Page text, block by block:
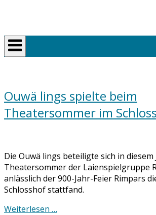
Ouwä lings spielte beim
Theatersommer im
Die Ouwä lings beteiligte sich in diesem
Theatersommer der Laienspielgruppe
anlässlich der 900-Jahr-Feier Rimpars
Schlosshof stattfand.
Weiterlesen …